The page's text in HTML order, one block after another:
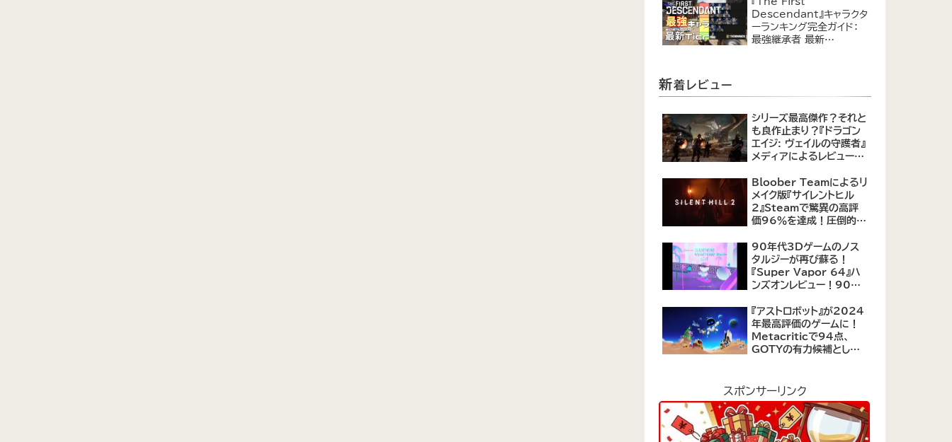
Descendant』キャラクタ
ーランキング完全ガイド：
最強継承者 最新
新着レビュー
シリーズ最高傑作？それと
も良作止まり？『ドラゴン
エイジ: ヴェイルの守護者』
メディアによるレビューが
ラクター育成システムは好
評、戦闘システムは賛否あ
り
Bloober Teamによるリ
メイク版『サイレントヒル
2』Steamで驚異の高評
価96％を達成！圧倒的な
の復活
90年代3Dゲームのノス
タルジーが再び蘇る！
『Super Vapor 64』ハ
ンズオンレビュー！90年
再現したノスタルジックア
クション
『アストロボット』が2024
年最高評価のゲームに！
Metacriticで94点、
GOTYの有力候補として
スポンサーリンク